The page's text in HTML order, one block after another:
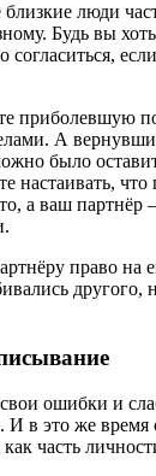
близкие люди
Будь вы
согласиться,
приболевшую
А
было
настаивать, что
а ваш
право на
другого,
ошибки и
в это же время
часть